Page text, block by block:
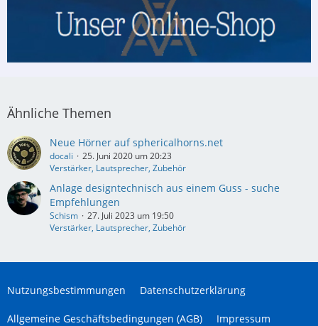
Ähnliche Themen
Neue Hörner auf sphericalhorns.net
docali
25. Juni 2020 um 20:23
Verstärker, Lautsprecher, Zubehör
Anlage designtechnisch aus einem Guss - suche
Empfehlungen
Schism
27. Juli 2023 um 19:50
Verstärker, Lautsprecher, Zubehör
Nutzungsbestimmungen Datenschutzerklärung
Allgemeine Geschäftsbedingungen (AGB) Impressum